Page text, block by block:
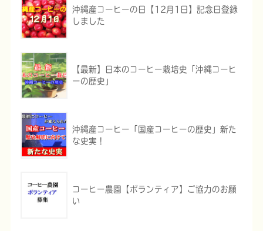
沖縄産コーヒーの日【12月1日】記念日登録
しました
【最新】日本のコーヒー栽培史「沖縄コーヒ
ーの歴史」
沖縄産コーヒー「国産コーヒーの歴史」新た
な史実！
コーヒー農園【ボランティア】ご協力のお願
い